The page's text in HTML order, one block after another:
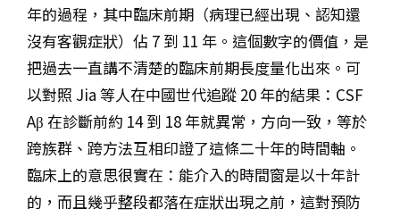
年的過程，其中臨床前期（病理已經出現、認知還
沒有客觀症狀）佔 7 到 11 年。這個數字的價值，是
把過去一直講不清楚的臨床前期長度量化出來。可
以對照 Jia 等人在中國世代追蹤 20 年的結果：CSF
Aβ 在診斷前約 14 到 18 年就異常，方向一致，等於
跨族群、跨方法互相印證了這條二十年的時間軸。
臨床上的意思很實在：能介入的時間窗是以十年計
的，而且幾乎整段都落在症狀出現之前，這對預防